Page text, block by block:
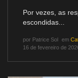
Por vezes, as
escondidas...
por Patrice Sol em
16 de fevereiro de